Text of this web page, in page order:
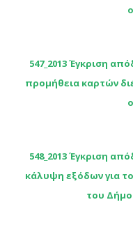
547_2013 Έγκριση
προμήθεια καρτών
548_2013 Έγκριση
κάλυψη εξόδων για
του